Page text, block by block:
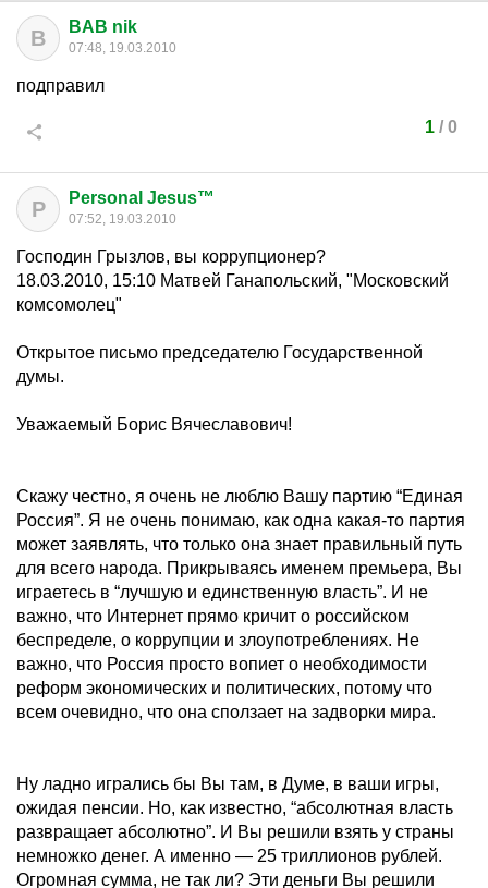
B BAB nik
07:48, 19.03.2010
подправил
1/ 0
P Personal Jesus™
07:52, 19.03.2010
Господин Грызлов, вы коррупционер?
18.03.2010, 15:10 Матвей Ганапольский, "Московский
комсомолец"
Открытое письмо председателю Государственной
думы.
Уважаемый Борис Вячеславович!
Скажу честно, я очень не люблю Вашу партию “Единая
Россия”. Я не очень понимаю, как одна какая-то партия
может заявлять, что только она знает правильный путь
для всего народа. Прикрываясь именем премьера, Вы
играетесь в “лучшую и единственную власть”. И не
важно, что Интернет прямо кричит о российском
беспределе, о коррупции и злоупотреблениях. Не
важно, что Россия просто вопиет о необходимости
реформ экономических и политических, потому что
всем очевидно, что она сползает на задворки мира.
Ну ладно игрались бы Вы там, в Думе, в ваши игры,
ожидая пенсии. Но, как известно, “абсолютная власть
развращает абсолютно”. И Вы решили взять у страны
немножко денег. А именно — 25 триллионов рублей.
Огромная сумма, не так ли? Эти деньги Вы решили